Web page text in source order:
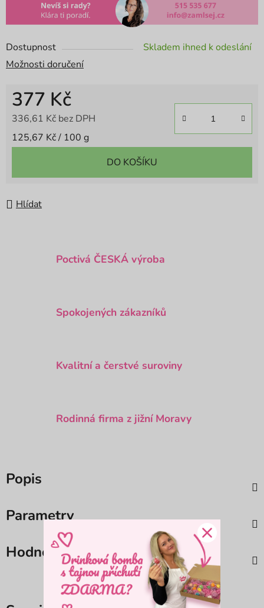
Dostupnost
Skladem ihned k odeslání
Možnosti doručení
377 Kč
336,61 Kč bez DPH
Měrná cena:
125,67 Kč / 100 g
DO KOŠÍKU
Hlídat
Poctivá ČESKÁ výroba
Spokojených zákazníků
Kvalitní a čerstvé suroviny
Rodinná firma z jižní Moravy
Popis
Parametry
Hodnocení